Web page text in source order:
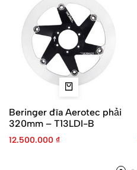
Beringer đĩa Aerotec phải
320mm – T13LDI-B
12.500.000 ₫